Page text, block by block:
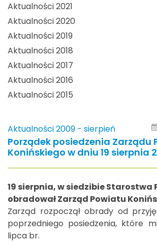
Aktualności 2021
Aktualności 2020
Aktualności 2019
Aktualności 2018
Aktualności 2017
Aktualności 2016
Aktualności 2015
Aktualności 2009 - sierpień
Porządek posiedzenia Zarządu
Konińskiego w dniu 19 sierpnia
19 sierpnia, w siedzibie Starostwa
obradował Zarząd Powiatu
Zarząd rozpoczął obrady od
poprzedniego posiedzenia, które
lipca br.